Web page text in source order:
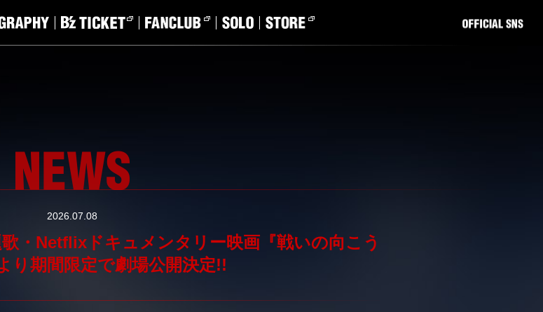
2026.07.08
・Netflixドキュメンタリー映画『戦いの向こう
り期間限定で劇場公開決定!!